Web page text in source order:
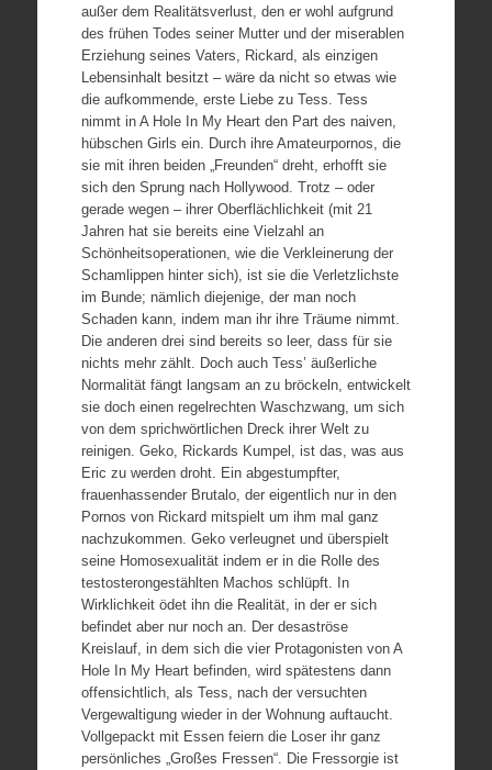
außer dem Realitätsverlust, den er wohl aufgrund
des frühen Todes seiner Mutter und der miserablen
Erziehung seines Vaters, Rickard, als einzigen
Lebensinhalt besitzt – wäre da nicht so etwas wie
die aufkommende, erste Liebe zu Tess. Tess
nimmt in A Hole In My Heart den Part des naiven,
hübschen Girls ein. Durch ihre Amateurpornos, die
sie mit ihren beiden „Freunden“ dreht, erhofft sie
sich den Sprung nach Hollywood. Trotz – oder
gerade wegen – ihrer Oberflächlichkeit (mit 21
Jahren hat sie bereits eine Vielzahl an
Schönheitsoperationen, wie die Verkleinerung der
Schamlippen hinter sich), ist sie die Verletzlichste
im Bunde; nämlich diejenige, der man noch
Schaden kann, indem man ihr ihre Träume nimmt.
Die anderen drei sind bereits so leer, dass für sie
nichts mehr zählt. Doch auch Tess’ äußerliche
Normalität fängt langsam an zu bröckeln, entwickelt
sie doch einen regelrechten Waschzwang, um sich
von dem sprichwörtlichen Dreck ihrer Welt zu
reinigen. Geko, Rickards Kumpel, ist das, was aus
Eric zu werden droht. Ein abgestumpfter,
frauenhassender Brutalo, der eigentlich nur in den
Pornos von Rickard mitspielt um ihm mal ganz
nachzukommen. Geko verleugnet und überspielt
seine Homosexualität indem er in die Rolle des
testosterongestählten Machos schlüpft. In
Wirklichkeit ödet ihn die Realität, in der er sich
befindet aber nur noch an. Der desaströse
Kreislauf, in dem sich die vier Protagonisten von A
Hole In My Heart befinden, wird spätestens dann
offensichtlich, als Tess, nach der versuchten
Vergewaltigung wieder in der Wohnung auftaucht.
Vollgepackt mit Essen feiern die Loser ihr ganz
persönliches „Großes Fressen“. Die Fressorgie ist